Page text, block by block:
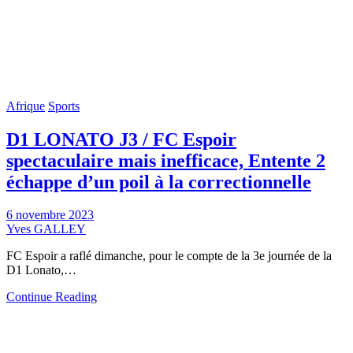
Afrique Sports
D1 LONATO J3 / FC Espoir
spectaculaire mais inefficace, Entente 2
échappe d’un poil à la correctionnelle
6 novembre 2023
Yves GALLEY
FC Espoir a raflé dimanche, pour le compte de la 3e journée de la
D1 Lonato,…
Continue Reading